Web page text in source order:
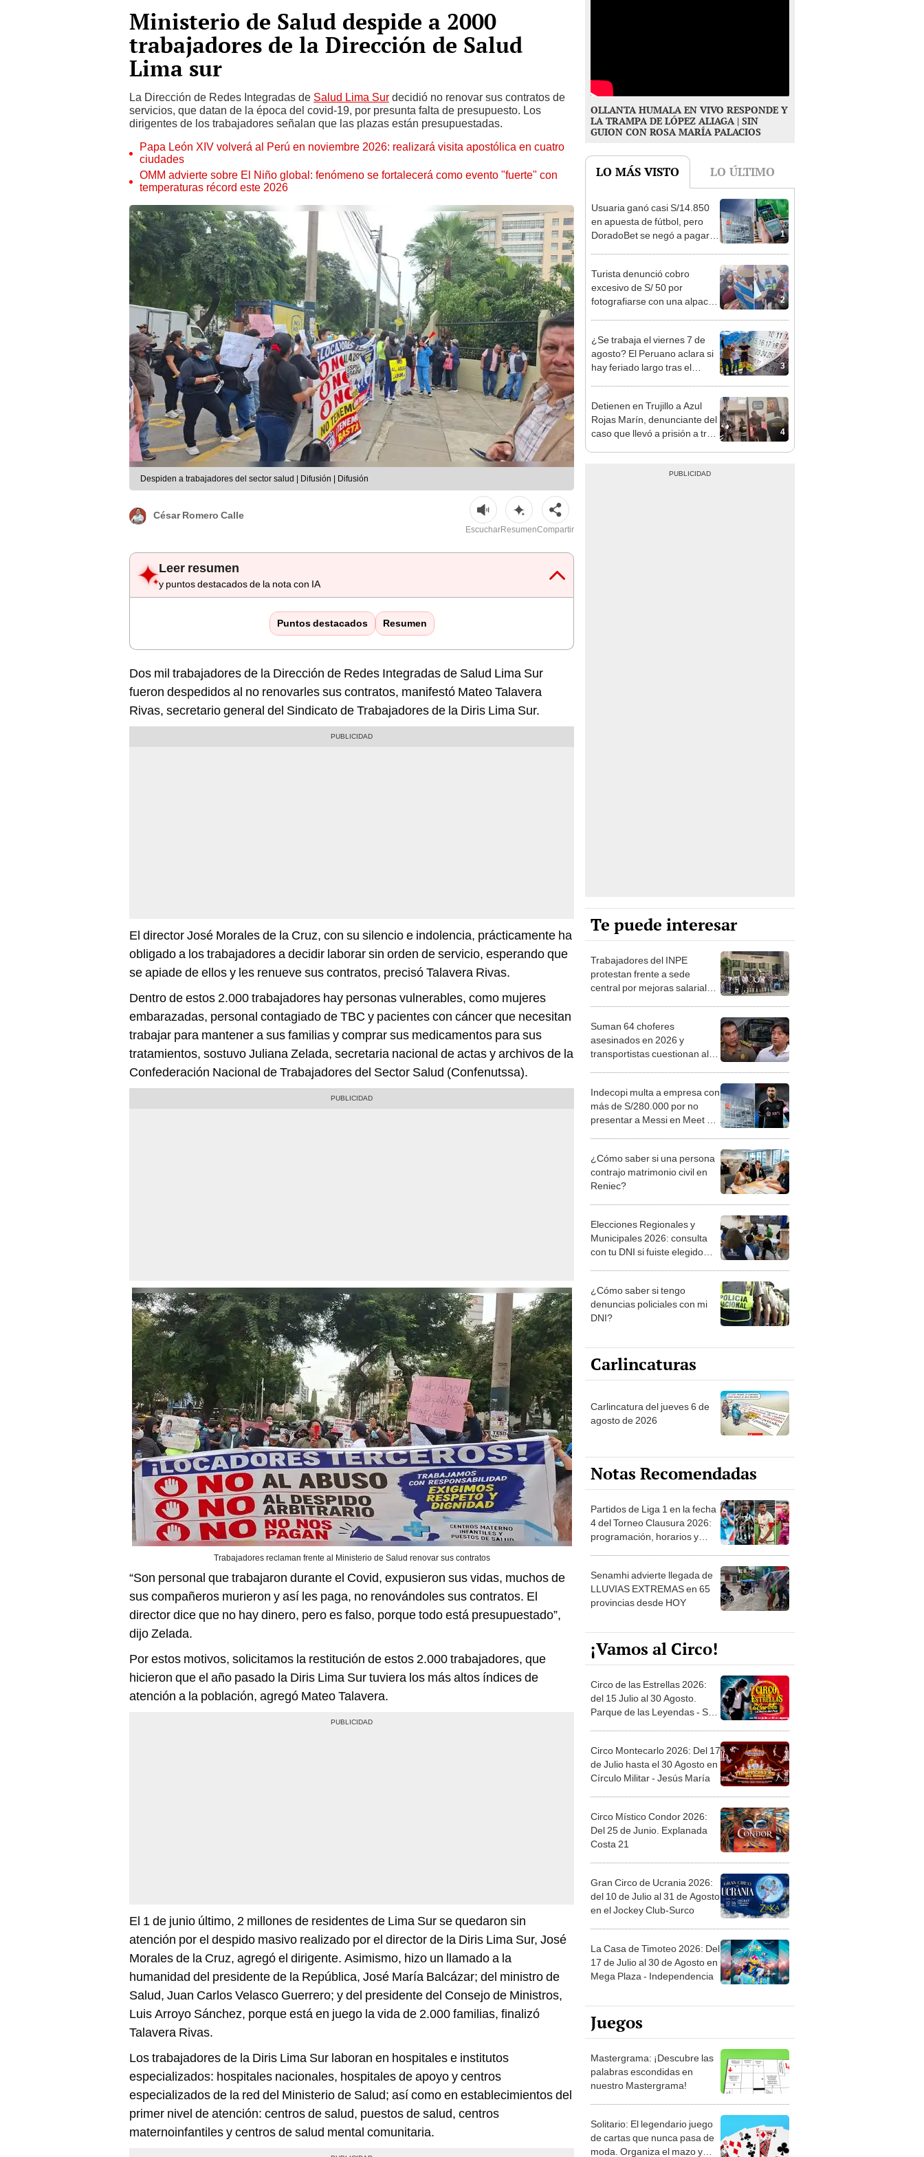
Ministerio de Salud despide a 2000
trabajadores de la Dirección de Salud
Lima sur
La Dirección de Redes Integradas de Salud Lima Sur decidió no renovar sus contratos de
servicios, que datan de la época del covid-19, por presunta falta de presupuesto. Los
dirigentes de los trabajadores señalan que las plazas están presupuestadas.
Papa León XIV volverá al Perú en noviembre 2026: realizará visita apostólica en cuatro
ciudades
OMM advierte sobre El Niño global: fenómeno se fortalecerá como evento "fuerte" con
temperaturas récord este 2026
Despiden a trabajadores del sector salud | Difusión | Difusión
César Romero Calle
EscucharResumenCompartir
Leer resumen
y puntos destacados de la nota con IA
Puntos destacados Resumen
Dos mil trabajadores de la Dirección de Redes Integradas de Salud Lima Sur
fueron despedidos al no renovarles sus contratos, manifestó Mateo Talavera
Rivas, secretario general del Sindicato de Trabajadores de la Diris Lima Sur.
El director José Morales de la Cruz, con su silencio e indolencia, prácticamente ha
obligado a los trabajadores a decidir laborar sin orden de servicio, esperando que
se apiade de ellos y les renueve sus contratos, precisó Talavera Rivas.
Dentro de estos 2.000 trabajadores hay personas vulnerables, como mujeres
embarazadas, personal contagiado de TBC y pacientes con cáncer que necesitan
trabajar para mantener a sus familias y comprar sus medicamentos para sus
tratamientos, sostuvo Juliana Zelada, secretaria nacional de actas y archivos de la
Confederación Nacional de Trabajadores del Sector Salud (Confenutssa).
Trabajadores reclaman frente al Ministerio de Salud renovar sus contratos
“Son personal que trabajaron durante el Covid, expusieron sus vidas, muchos de
sus compañeros murieron y así les paga, no renovándoles sus contratos. El
director dice que no hay dinero, pero es falso, porque todo está presupuestado”,
dijo Zelada.
Por estos motivos, solicitamos la restitución de estos 2.000 trabajadores, que
hicieron que el año pasado la Diris Lima Sur tuviera los más altos índices de
atención a la población, agregó Mateo Talavera.
El 1 de junio último, 2 millones de residentes de Lima Sur se quedaron sin
atención por el despido masivo realizado por el director de la Diris Lima Sur, José
Morales de la Cruz, agregó el dirigente. Asimismo, hizo un llamado a la
humanidad del presidente de la República, José María Balcázar; del ministro de
Salud, Juan Carlos Velasco Guerrero; y del presidente del Consejo de Ministros,
Luis Arroyo Sánchez, porque está en juego la vida de 2.000 familias, finalizó
Talavera Rivas.
Los trabajadores de la Diris Lima Sur laboran en hospitales e institutos
especializados: hospitales nacionales, hospitales de apoyo y centros
especializados de la red del Ministerio de Salud; así como en establecimientos del
primer nivel de atención: centros de salud, puestos de salud, centros
maternoinfantiles y centros de salud mental comunitaria.
OLLANTA HUMALA EN VIVO RESPONDE Y
LA TRAMPA DE LÓPEZ ALIAGA | SIN
GUION CON ROSA MARÍA PALACIOS
LO MÁS VISTO LO ÚLTIMO
1
Usuaria ganó casi S/14.850
en apuesta de fútbol, pero
DoradoBet se negó a pagar:
2
Turista denunció cobro
excesivo de S/ 50 por
fotografiarse con una alpaca
3
¿Se trabaja el viernes 7 de
agosto? El Peruano aclara si
hay feriado largo tras el
4
Detienen en Trujillo a Azul
Rojas Marín, denunciante del
caso que llevó a prisión a tres
Te puede interesar
Trabajadores del INPE
protestan frente a sede
central por mejoras salariales
Suman 64 choferes
asesinados en 2026 y
transportistas cuestionan al
Indecopi multa a empresa con
más de S/280.000 por no
presentar a Messi en Meet &
¿Cómo saber si una persona
contrajo matrimonio civil en
Reniec?
Elecciones Regionales y
Municipales 2026: consulta
con tu DNI si fuiste elegido
la ONPE
¿Cómo saber si tengo
denuncias policiales con mi
DNI?
Carlincaturas
Carlincatura del jueves 6 de
agosto de 2026
Notas Recomendadas
Partidos de Liga 1 en la fecha
4 del Torneo Clausura 2026:
programación, horarios y
Senamhi advierte llegada de
LLUVIAS EXTREMAS en 65
provincias desde HOY
¡Vamos al Circo!
Circo de las Estrellas 2026:
del 15 Julio al 30 Agosto.
Parque de las Leyendas - San
Circo Montecarlo 2026: Del 17
de Julio hasta el 30 Agosto en
Círculo Militar - Jesús María
Circo Místico Condor 2026:
Del 25 de Junio. Explanada
Costa 21
Gran Circo de Ucrania 2026:
del 10 de Julio al 31 de Agosto
en el Jockey Club-Surco
La Casa de Timoteo 2026: Del
17 de Julio al 30 de Agosto en
Mega Plaza - Independencia
Juegos
Mastergrama: ¡Descubre las
palabras escondidas en
nuestro Mastergrama!
Solitario: El legendario juego
de cartas que nunca pasa de
moda. Organiza el mazo y